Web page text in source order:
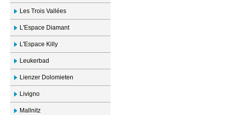
Les Trois Vallées
L'Espace Diamant
L'Espace Killy
Leukerbad
Lienzer Dolomieten
Livigno
Mallnitz